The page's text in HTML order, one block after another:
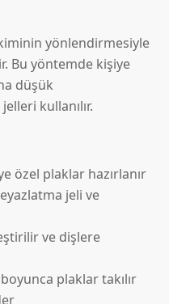
yönlendirmesiyle
Bu yöntemde kişiye
düşük
kullanılır.
özel plaklar hazırlanır
jeli ve
ve dişlere
plaklar takılır